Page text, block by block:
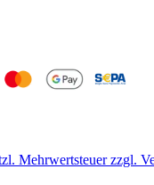
Mehrwertsteuer zzgl.